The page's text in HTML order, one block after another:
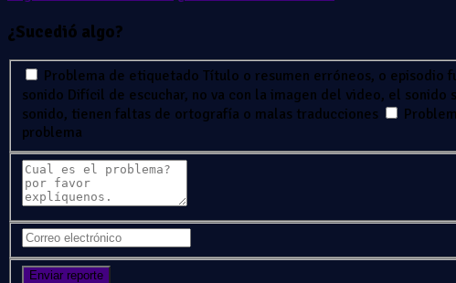
¿Sucedió algo?
Problema de etiquetado Título o resumen erróneos, o episodio
sonido Difícil de escuchar, no va con la imagen del video, el sonido
sonido, tienen faltas de ortografía o malas traducciones
problema